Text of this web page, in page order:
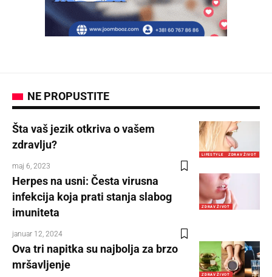
NE PROPUSTITE
LIFESTYLE ZDRAV ŽIVOT
Šta vaš jezik otkriva o vašem
zdravlju?
maj 6, 2023
ZDRAV ŽIVOT
Herpes na usni: Česta virusna
infekcija koja prati stanja slabog
imuniteta
januar 12, 2024
ZDRAV ŽIVOT
Ova tri napitka su najbolja za brzo
mršavljenje